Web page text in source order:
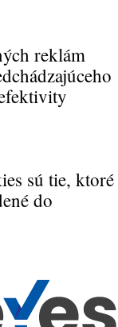
reklám
sú tie, ktoré
do